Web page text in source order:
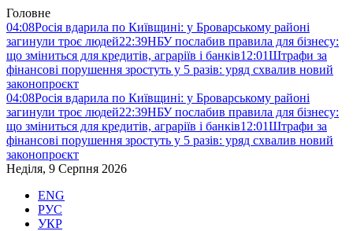
Головне
04:08Росія вдарила по Київщині: у Броварському районі
загинули троє людей22:39НБУ послабив правила для бізнесу:
що зміниться для кредитів, аграріїв і банків12:01Штрафи за
фінансові порушення зростуть у 5 разів: уряд схвалив новий
законопроєкт
04:08Росія вдарила по Київщині: у Броварському районі
загинули троє людей22:39НБУ послабив правила для бізнесу:
що зміниться для кредитів, аграріїв і банків12:01Штрафи за
фінансові порушення зростуть у 5 разів: уряд схвалив новий
законопроєкт
Неділя, 9 Серпня 2026
ENG
РУС
УКР